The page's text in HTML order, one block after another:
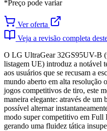
*Preço pode variar
Ver oferta
Veja a revisão completa
O LG UltraGear 32GS95UV-B
listagem UE) introduz a notável
aos usuários que se recusam a
mundo aberto em alta resolução
jogos competitivos de tiro, este
maneira elegante: através de um
possível alternar
modo super competitivo em Full
gerando uma fluidez tática